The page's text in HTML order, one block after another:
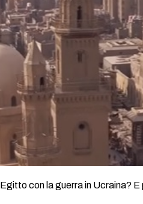
con la guerra in Ucraina? E